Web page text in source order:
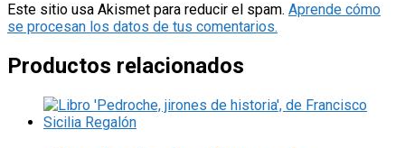
Este sitio usa Akismet para reducir el spam. Aprende cómo
se procesan los datos de tus comentarios.
Productos relacionados